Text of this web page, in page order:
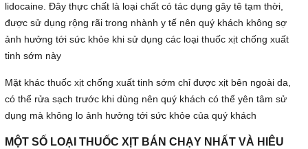
lidocaine. Đây thực chất là loại chất có tác dụng gây tê tạm thời,
được sử dụng rộng rãi trong nhành y tế nên quý khách không sợ
ảnh hưởng tới sức khỏe khi sử dụng các loại thuốc xịt chống xuất
tinh sớm này
Mặt khác thuốc xịt chống xuất tinh sớm chỉ được xịt bên ngoài da,
có thể rửa sạch trước khi dùng nên quý khách có thể yên tâm sử
dụng mà không lo ảnh hưởng tới sức khỏe của quý khách
MỘT SỐ LOẠI THUỐC XỊT BÁN CHẠY NHẤT VÀ HIÊU